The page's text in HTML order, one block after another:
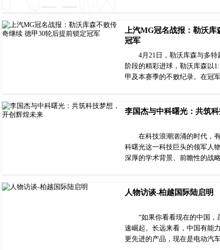
上汽MG冠名战报：勒沃
冠军
4月21日，勒沃库森与多
阶段的精彩进球，勒沃库森以
甲及本赛季的不败纪录。在
李国杰与中科曙光：共筑
在科技浪潮汹涌的时代，
科曙光这一科技巨头的领军人
深厚的学术背景、前瞻性的
人物访谈-柏越国际陆启明
“如果你看看现在的中国
速崛起。长远来看，中国有能
更先进的产品，现在是电动